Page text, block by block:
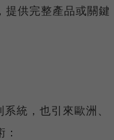
提供完整產品或關鍵
統，也引來歐洲、